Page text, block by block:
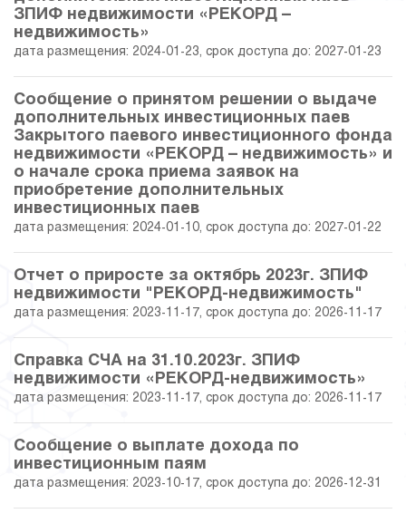
ЗПИФ недвижимости «РЕКОРД –
недвижимость»
дата размещения: 2024-01-23, срок доступа до: 2027-01-23
Сообщение о принятом решении о выдаче
дополнительных инвестиционных паев
Закрытого паевого инвестиционного фонда
недвижимости «РЕКОРД – недвижимость» и
о начале срока приема заявок на
приобретение дополнительных
инвестиционных паев
дата размещения: 2024-01-10, срок доступа до: 2027-01-22
Отчет о приросте за октябрь 2023г. ЗПИФ
недвижимости "РЕКОРД-недвижимость"
дата размещения: 2023-11-17, срок доступа до: 2026-11-17
Справка СЧА на 31.10.2023г. ЗПИФ
недвижимости «РЕКОРД-недвижимость»
дата размещения: 2023-11-17, срок доступа до: 2026-11-17
Сообщение о выплате дохода по
инвестиционным паям
дата размещения: 2023-10-17, срок доступа до: 2026-12-31